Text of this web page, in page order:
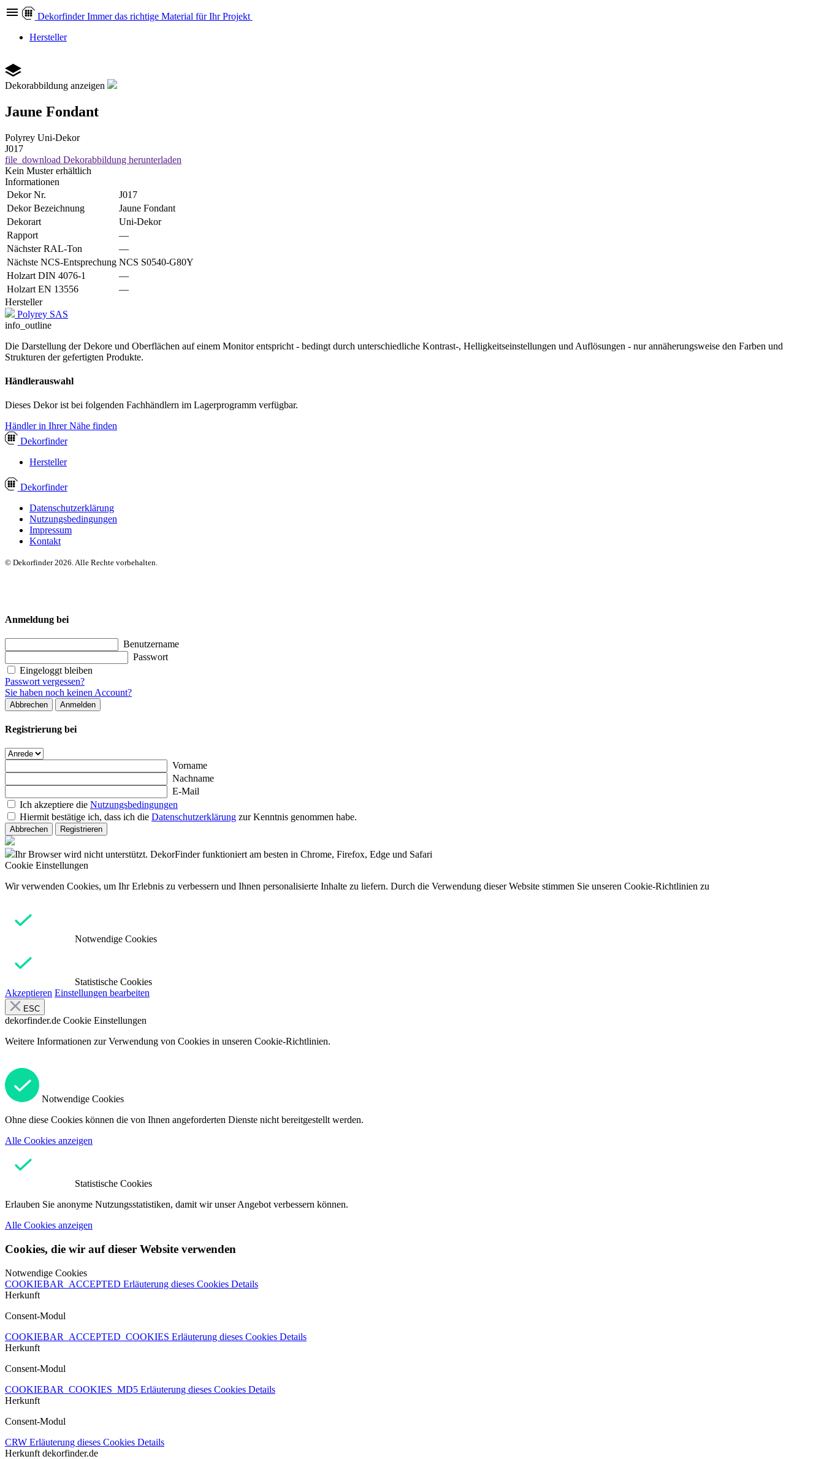
Dekorfinder Immer das richtige Material für Ihr Projekt
Hersteller
Dekorabbildung anzeigen
Jaune Fondant
Polyrey Uni-Dekor
J017
file_download Dekorabbildung herunterladen
Kein Muster erhältlich
Informationen
Dekor Nr.
J017
Dekor Bezeichnung
Jaune Fondant
Dekorart
Uni-Dekor
Rapport
—
Nächster RAL-Ton
—
Nächste NCS-Entsprechung NCS S0540-G80Y
Holzart DIN 4076-1
—
Holzart EN 13556
—
Hersteller
Polyrey SAS
info_outline
Die Darstellung der Dekore und Oberflächen auf einem Monitor entspricht - bedingt durch unterschiedliche Kontrast-, Helligkeitseinstellungen und Auflösungen - nur annäherungsweise den Farben und
Strukturen der gefertigten Produkte.
Händlerauswahl
Dieses Dekor ist bei folgenden Fachhändlern im Lagerprogramm verfügbar.
Händler in Ihrer Nähe finden
Dekorfinder
Hersteller
Dekorfinder
Datenschutzerklärung
Nutzungsbedingungen
Impressum
Kontakt
© Dekorfinder 2026. Alle Rechte vorbehalten.
Anmeldung bei
Benutzername
Passwort
Eingeloggt bleiben
Passwort vergessen?
Sie haben noch keinen Account?
Abbrechen Anmelden
Registrierung bei
Vorname
Nachname
E-Mail
Ich akzeptiere die Nutzungsbedingungen
Hiermit bestätige ich, dass ich die Datenschutzerklärung zur Kenntnis genommen habe.
Abbrechen Registrieren
Ihr Browser wird nicht unterstützt. DekorFinder funktioniert am besten in Chrome, Firefox, Edge und Safari
Cookie Einstellungen
Wir verwenden Cookies, um Ihr Erlebnis zu verbessern und Ihnen personalisierte Inhalte zu liefern. Durch die Verwendung dieser Website stimmen Sie unseren Cookie-Richtlinien zu
Notwendige Cookies
Statistische Cookies
Akzeptieren Einstellungen bearbeiten
ESC
dekorfinder.de Cookie Einstellungen
Weitere Informationen zur Verwendung von Cookies in unseren Cookie-Richtlinien.
Notwendige Cookies
Ohne diese Cookies können die von Ihnen angeforderten Dienste nicht bereitgestellt werden.
Alle Cookies anzeigen
Statistische Cookies
Erlauben Sie anonyme Nutzungsstatistiken, damit wir unser Angebot verbessern können.
Alle Cookies anzeigen
Cookies, die wir auf dieser Website verwenden
Notwendige Cookies
COOKIEBAR_ACCEPTED Erläuterung dieses Cookies Details
Herkunft
Consent-Modul
COOKIEBAR_ACCEPTED_COOKIES Erläuterung dieses Cookies Details
Herkunft
Consent-Modul
COOKIEBAR_COOKIES_MD5 Erläuterung dieses Cookies Details
Herkunft
Consent-Modul
CRW Erläuterung dieses Cookies Details
Herkunft dekorfinder.de